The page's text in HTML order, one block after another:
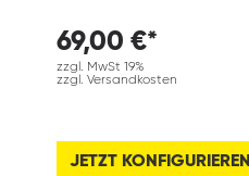
69,00 €*
zzgl. MwSt 19%
zzgl. Versandkosten
JETZT KONFIGURIEREN